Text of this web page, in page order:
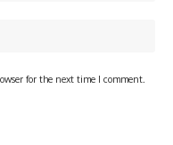
for the next time I comment.